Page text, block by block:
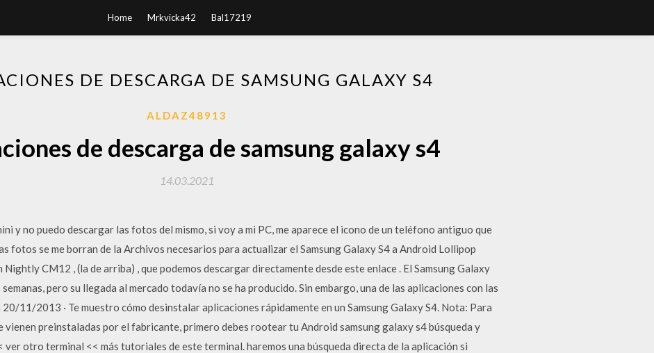
Home Mrkvicka42 Bal17219
DE DESCARGA DE SAMSUNG GALAXY S4
ALDAZ48913
de descarga de samsung galaxy s4
14.03.2021
y no puedo descargar las fotos del mismo, si voy a mi PC, me aparece el icono de un teléfono antiguo que
fotos se me borran de la Archivos necesarios para actualizar el Samsung Galaxy S4 a Android Lollipop
CM12 , (la de arriba) , que podemos descargar directamente desde este enlace . El Samsung Galaxy
pero su llegada al mercado todavía no se ha producido. Sin embargo, una de las aplicaciones con las
20/11/2013 · Te muestro cómo desinstalar aplicaciones rápidamente en un Samsung Galaxy S4. Nota: Para
vienen preinstaladas por el fabricante, primero debes rootear tu Android samsung galaxy s4 búsqueda y
ver otro terminal << más tutoriales de este terminal. haremos una búsqueda directa de la aplicación si